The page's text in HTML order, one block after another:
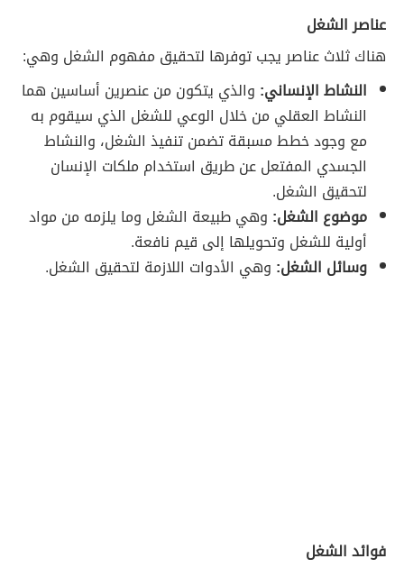
عناصر الشغل
هناك ثلاث عناصر يجب توفرها لتحقيق مفهوم الشغل وهي:
النشاط الإنساني: والذي يتكون من عنصرين أساسين هما
النشاط العقلي من خلال الوعي للشغل الذي سيقوم به
مع وجود خطط مسبقة تضمن تنفيذ الشغل، والنشاط
الجسدي المفتعل عن طريق استخدام ملكات الإنسان
لتحقيق الشغل.
موضوع الشغل: وهي طبيعة الشغل وما يلزمه من مواد
أولية للشغل وتحويلها إلى قيم نافعة.
وسائل الشغل: وهي الأدوات اللازمة لتحقيق الشغل.
فوائد الشغل